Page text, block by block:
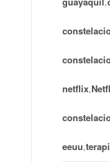
netflix,
eeuu,